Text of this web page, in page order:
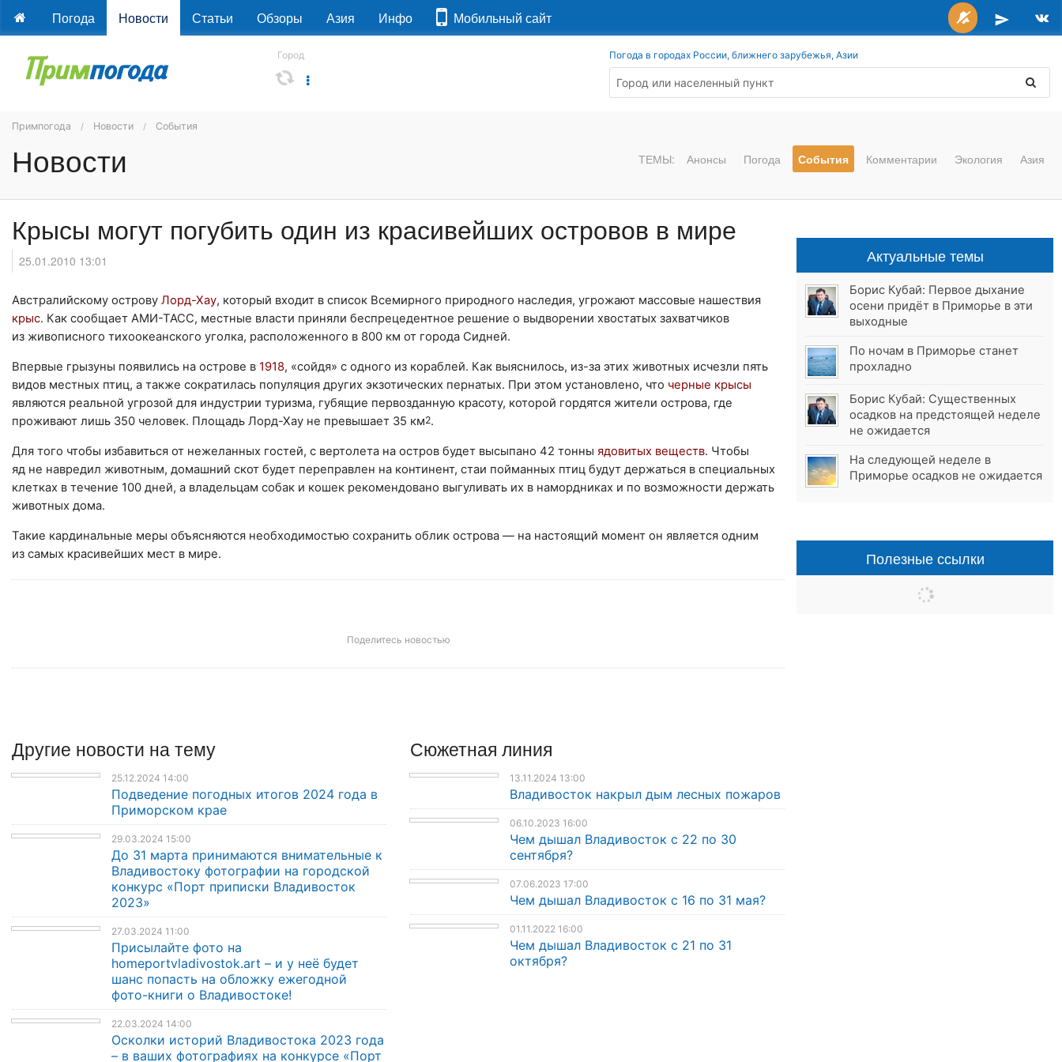
Погода Новости Статьи Обзоры Азия Инфо Мобильный сайт
Город Погода в городах России, ближнего зарубежья, Азии
Примпогода Новости События
Новости ТЕМЫ: Анонсы Погода События Комментарии Экология Азия
Крысы могут погубить один из красивейших островов в мире
25.01.2010 13:01
Австралийскому острову Лорд-Хау, который входит в список Всемирного природного наследия, угрожают массовые нашествия
крыс. Как сообщает АМИ-ТАСС, местные власти приняли беспрецедентное решение о выдворении хвостатых захватчиков
из живописного тихоокеанского уголка, расположенного в 800 км от города Сидней.
Впервые грызуны появились на острове в 1918, «сойдя» с одного из кораблей. Как выяснилось, из-за этих животных исчезли пять
видов местных птиц, а также сократилась популяция других экзотических пернатых. При этом установлено, что черные крысы
являются реальной угрозой для индустрии туризма, губящие первозданную красоту, которой гордятся жители острова, где
проживают лишь 350 человек. Площадь Лорд-Хау не превышает 35 км2.
Для того чтобы избавиться от нежеланных гостей, с вертолета на остров будет высыпано 42 тонны ядовитых веществ. Чтобы
яд не навредил животным, домашний скот будет переправлен на континент, стаи пойманных птиц будут держаться в специальных
клетках в течение 100 дней, а владельцам собак и кошек рекомендовано выгуливать их в намордниках и по возможности держать
животных дома.
Такие кардинальные меры объясняются необходимостью сохранить облик острова — на настоящий момент он является одним
из самых красивейших мест в мире.
Поделитесь новостью
Другие новости на тему
25.12.2024 14:00
Подведение погодных итогов 2024 года в
Приморском крае
29.03.2024 15:00
До 31 марта принимаются внимательные к
Владивостоку фотографии на городской
конкурс «Порт приписки Владивосток
2023»
27.03.2024 11:00
Присылайте фото на
homeportvladivostok.art – и у неё будет
шанс попасть на обложку ежегодной
фото-книги о Владивостоке!
22.03.2024 14:00
Осколки историй Владивостока 2023 года
– в ваших фотографиях на конкурсе «Порт
Сюжетная линия
13.11.2024 13:00
Владивосток накрыл дым лесных пожаров
06.10.2023 16:00
Чем дышал Владивосток с 22 по 30
сентября?
07.06.2023 17:00
Чем дышал Владивосток с 16 по 31 мая?
01.11.2022 16:00
Чем дышал Владивосток с 21 по 31
октября?
Актуальные темы
Борис Кубай: Первое дыхание
осени придёт в Приморье в эти
выходные
По ночам в Приморье станет
прохладно
Борис Кубай: Существенных
осадков на предстоящей неделе
не ожидается
На следующей неделе в
Приморье осадков не ожидается
Полезные ссылки